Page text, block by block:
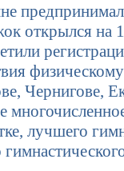
открылся
лучшего